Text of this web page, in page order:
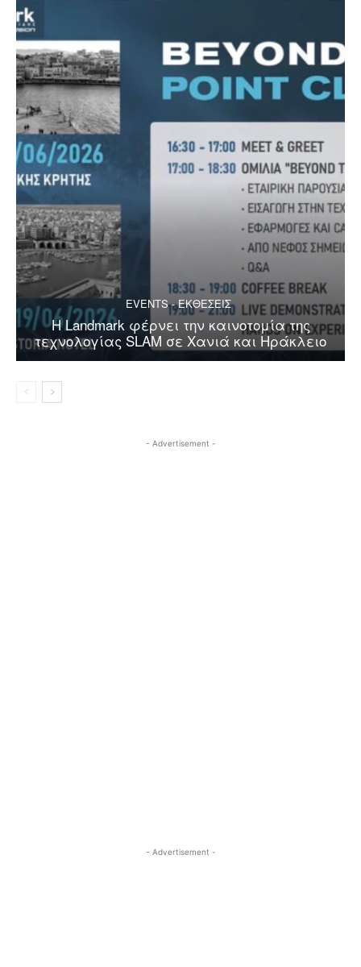
EVENTS - ΕΚΘΕΣΕΙΣ
Η Landmark φέρνει την καινοτομία της
τεχνολογίας SLAM σε Χανιά και Ηράκλειο
- Advertisement -
- Advertisement -